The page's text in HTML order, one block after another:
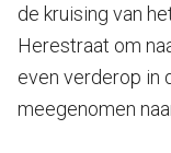
de kruising van
Herestraat om
even verderop in
meegenomen